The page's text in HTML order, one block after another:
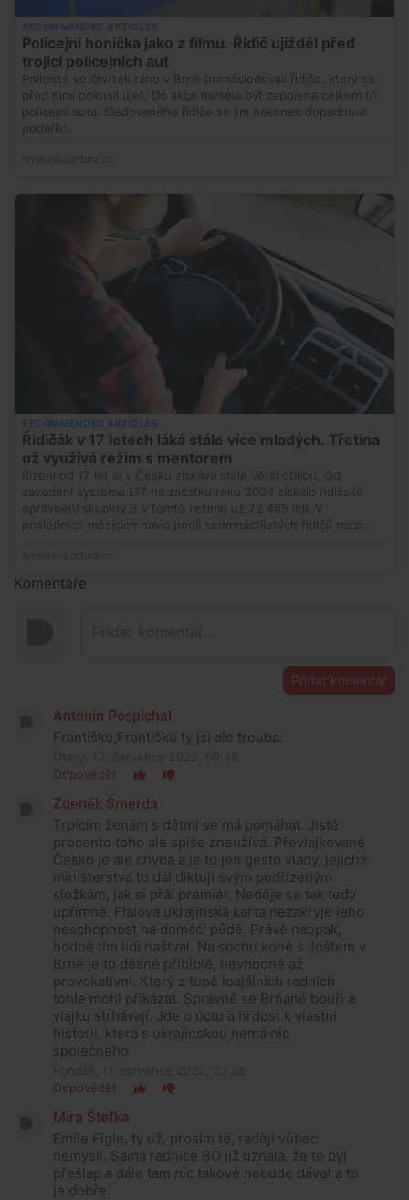
Komentáře
Přidat komentář
Antonín Pospíchal
Františku,Františku ty jsi ale trouba.
Odpovědět
Zdeněk Šmerda
Trpícím ženám s dětmi se má pomáhat. Jisté
procento toho ale spíše zneužívá. Převlajkované
Česko je ale chyba a je to jen gesto vlády, jejichž
ministerstva to dál diktují svým podřízeným
složkám, jak si přál premiér. Neděje se tak tedy
upřímně. Fialova ukrajinská karta nezakryje jeho
neschopnost na domácí půdě. Právě naopak,
hodně tím lidi naštval. Na sochu koně s Joštem v
Brně je to děsné přiblblé, nevhodné až
provokativní. Který z tupě loajálních radních
tohle mohl přikázat. Správně se Brňané bouří a
vlajku strhávají. Jde o úctu a hrdost k vlastní
historii, která s ukrajinskou nemá nic
společného.
Odpovědět
Mira Štefka
Emile Figle, ty už, prosím tě, raději vůbec
nemysli. Sama radnice BO již uznala, že to byl
přešlap a dále tam nic takové nebude dávat a to
je dobře.